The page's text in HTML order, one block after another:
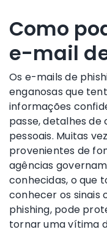
Como
e-mail
Os e-mails de
enganosas que
informações
passe, detalhes
pessoais. Muitas
provenientes de
agências
conhecidas, o que
conhecer os sinais
phishing, pode
tornar uma vítima